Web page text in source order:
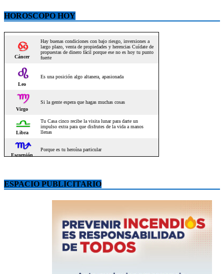
HOROSCOPO HOY
ESPACIO PUBLICITARIO